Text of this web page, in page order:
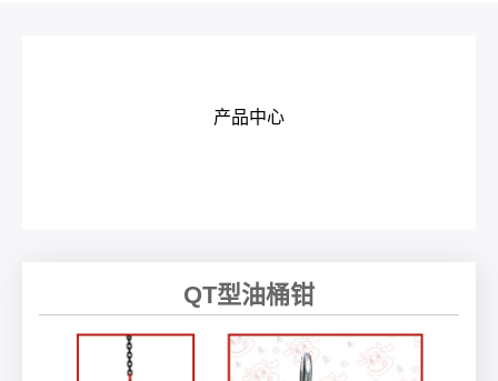
产品中心
QT型油桶钳